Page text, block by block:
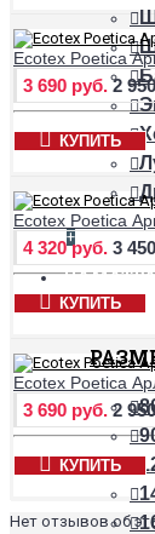
+
Ecotex Poetica
3 690 руб. 2
КУПИТЬ
Ecotex Poetica
4 320 руб. 3
КУПИТЬ
Ecotex Poetica
3 690 руб. 2
КУПИТЬ
Нет отзывов об